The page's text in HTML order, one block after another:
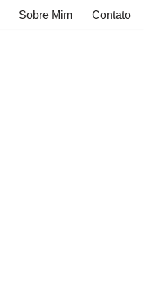
Sobre Mim Contato